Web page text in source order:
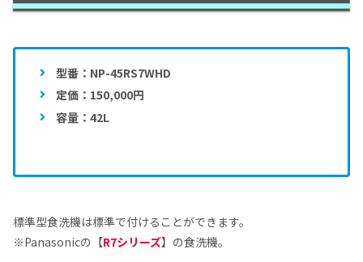
型番：NP-45RS7WHD
定価：150,000円
容量：42L
標準型食洗機は標準で付けることができます。
※Panasonicの【R7シリーズ】の食洗機。